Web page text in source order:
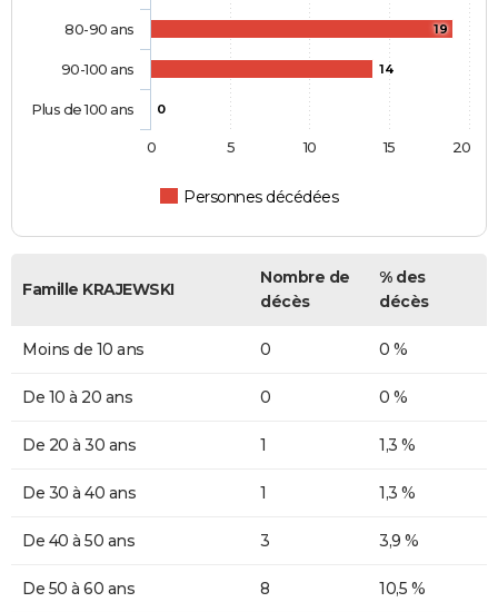
19
14
0
Personnes décédées
80-90 ans
90-100 ans
Plus de 100 ans
0 5 10 15 20
Famille KRAJEWSKI
Nombre de
décès
% des
décès
Moins de 10 ans 0 0 %
De 10 à 20 ans 0 0 %
De 20 à 30 ans 1 1,3 %
De 30 à 40 ans 1 1,3 %
De 40 à 50 ans 3 3,9 %
De 50 à 60 ans 8 10,5 %